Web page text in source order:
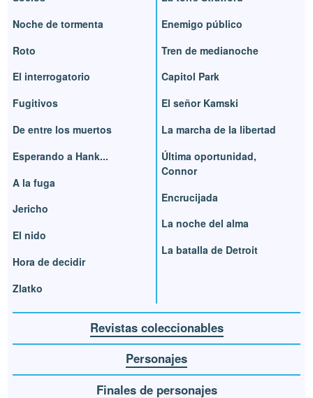
Noche de tormenta
Roto
El interrogatorio
Fugitivos
De entre los muertos
Esperando a Hank...
A la fuga
Jericho
El nido
Hora de decidir
Zlatko
Enemigo público
Tren de medianoche
Capitol Park
El señor Kamski
La marcha de la libertad
Última oportunidad,
Connor
Encrucijada
La noche del alma
La batalla de Detroit
Revistas coleccionables
Personajes
Finales de personajes